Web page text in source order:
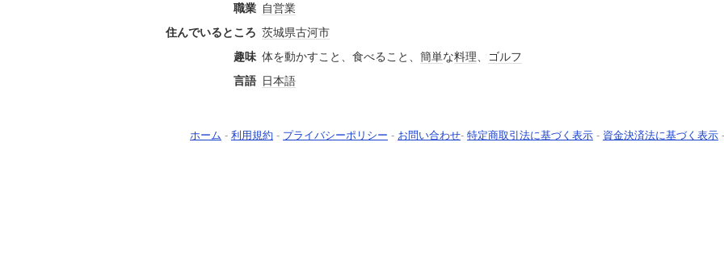
職業 自営業
住んでいるところ 茨城県古河市
趣味 体を動かすこと、食べること、 簡単な料理、 ゴルフ
言語 日本語
ホーム - 利用規約 - プライバシーポリシー - お問い合わせ- 特定商取引法に基づく表示 - 資金決済法に基づく表示 -